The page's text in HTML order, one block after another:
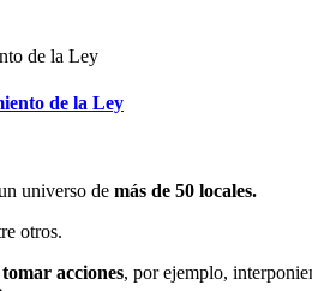
de la Ley
universo de más de 50 locales.
otros.
acciones, por ejemplo,